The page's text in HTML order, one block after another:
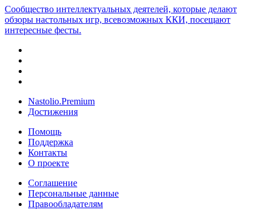
Сообщество интеллектуальных деятелей, которые делают
обзоры настольных игр, всевозможных ККИ, посещают
интересные фесты.
Nastolio.Premium
Достижения
Помощь
Поддержка
Контакты
О проекте
Соглашение
Персональные данные
Правообладателям